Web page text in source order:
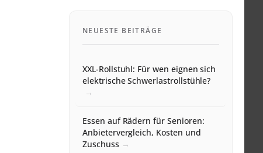
NEUESTE BEITRÄGE
XXL-Rollstuhl: Für wen eignen sich
elektrische Schwerlastrollstühle?
Essen auf Rädern für Senioren:
Anbietervergleich, Kosten und
Zuschuss